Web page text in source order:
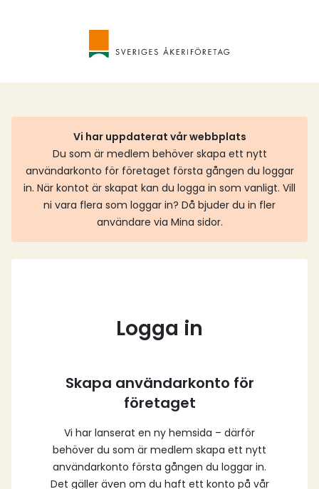
Vi har uppdaterat vår webbplats
Du som är medlem behöver skapa ett nytt
användarkonto för företaget första gången du loggar
in. När kontot är skapat kan du logga in som vanligt. Vill
ni vara flera som loggar in? Då bjuder du in fler
användare via Mina sidor.
Logga in
Skapa användarkonto för
företaget
Vi har lanserat en ny hemsida – därför
behöver du som är medlem skapa ett nytt
användarkonto första gången du loggar in.
Det gäller även om du haft ett konto på vår